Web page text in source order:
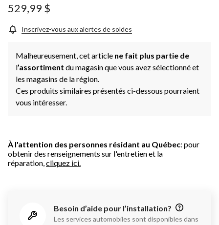
529,99 $
Inscrivez-vous aux alertes de soldes
Malheureusement, cet article ne fait plus partie de
l’assortiment du magasin que vous avez sélectionné et
les magasins de la région.
Ces produits similaires présentés ci-dessous pourraient
vous intéresser.
À l'attention des personnes résidant au Québec: pour
obtenir des renseignements sur l'entretien et la
réparation, cliquez ici.
Besoin d’aide pour l’installation?
Les services automobiles sont disponibles dans